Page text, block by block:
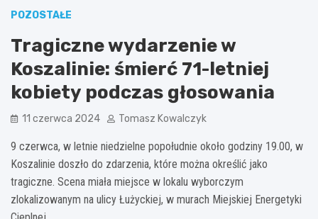
POZOSTAŁE
Tragiczne wydarzenie w
Koszalinie: śmierć 71-letniej
kobiety podczas głosowania
11 czerwca 2024 Tomasz Kowalczyk
9 czerwca, w letnie niedzielne popołudnie około godziny 19.00, w
Koszalinie doszło do zdarzenia, które można określić jako
tragiczne. Scena miała miejsce w lokalu wyborczym
zlokalizowanym na ulicy Łużyckiej, w murach Miejskiej Energetyki